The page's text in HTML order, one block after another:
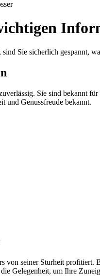
Sie sicherlich gespannt,
Sie sind bekannt
und Genussfreude bekannt.
von seiner Sturheit
Gelegenheit, um Ihre